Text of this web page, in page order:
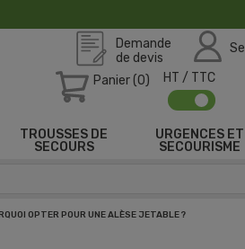
Demande
de devis
Panier (0) HT / TTC
TROUSSES DE
SECOURS
URGENCES ET
SECOURISME
OPTER POUR UNE ALÈSE JETABLE ?